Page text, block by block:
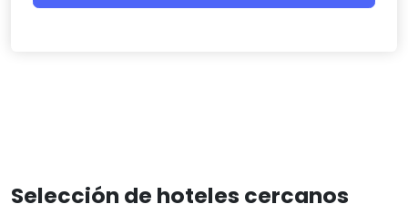
Selección de hoteles cercanos